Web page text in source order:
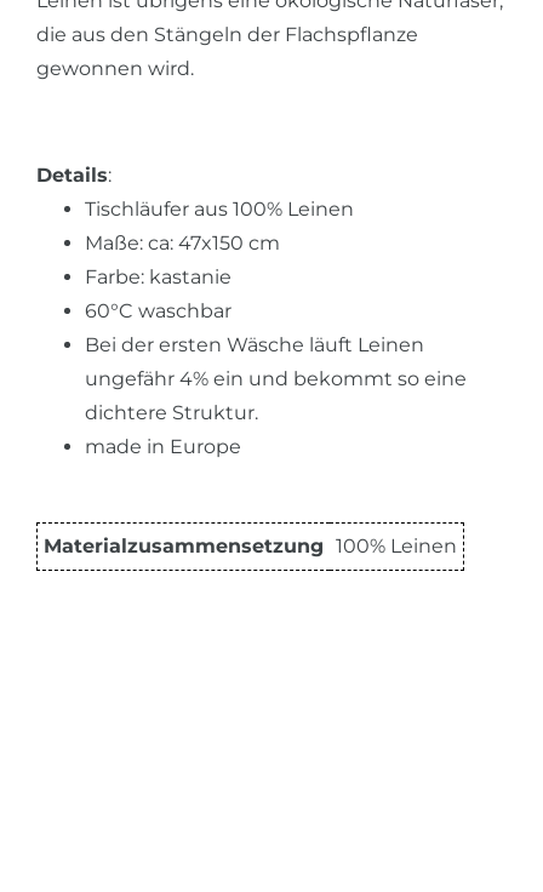
die aus den Stängeln der Flachspflanze
gewonnen wird.
Details:
Tischläufer aus 100% Leinen
Maße: ca: 47x150 cm
Farbe: kastanie
60°C waschbar
Bei der ersten Wäsche läuft Leinen
ungefähr 4% ein und bekommt so eine
dichtere Struktur.
made in Europe
Materialzusammensetzung 100% Leinen